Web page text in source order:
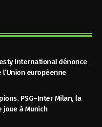
International dénonce
européenne
PSG–Inter Milan, la
à Munich